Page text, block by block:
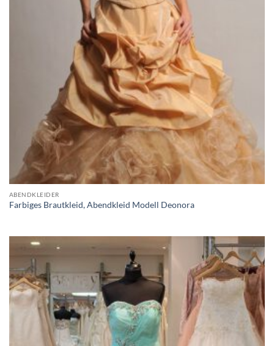
ABENDKLEIDER
Farbiges Brautkleid, Abendkleid Modell Deonora